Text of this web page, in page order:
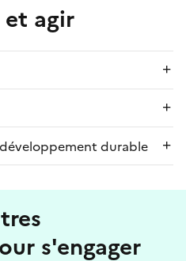
et agir
développement durable
s'engager